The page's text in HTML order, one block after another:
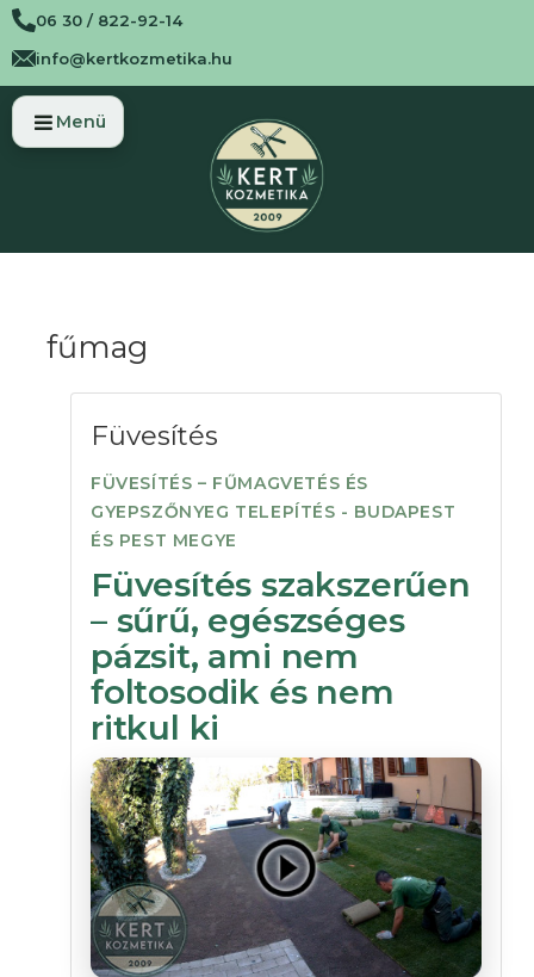
06 30 / 822-92-14
info@kertkozmetika.hu
fűmag
Füvesítés
FÜVESÍTÉS – FŰMAGVETÉS ÉS
GYEPSZŐNYEG TELEPÍTÉS - BUDAPEST
ÉS PEST MEGYE
Füvesítés szakszerűen
– sűrű, egészséges
pázsit, ami nem
foltosodik és nem
ritkul ki